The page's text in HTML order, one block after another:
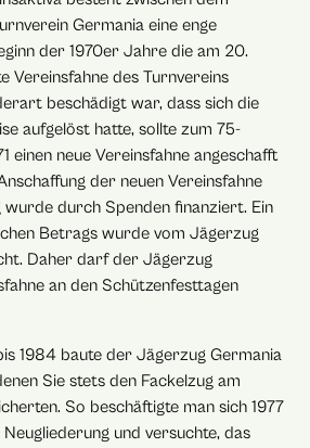
Germania eine enge
der 1970er Jahre die am 20.
Vereinsfahne des Turnvereins
beschädigt war, dass sich die
aufgelöst hatte, sollte zum 75-
einen neue Vereinsfahne angeschafft
der neuen Vereinsfahne
durch Spenden finanziert. Ein
Betrags wurde vom Jägerzug
Daher darf der Jägerzug
an den Schützenfesttagen
1984 baute der Jägerzug Germania
Sie stets den Fackelzug am
So beschäftigte man sich 1977
und versuchte, das